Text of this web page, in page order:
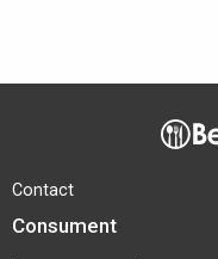
Contact
Consument